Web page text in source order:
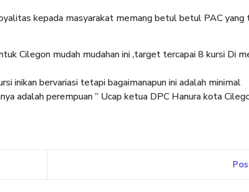
kepada masyarakat memang betul betul PAC yang
Cilegon mudah mudahan ini ,target tercapai 8 kursi Di
inikan bervariasi tetapi bagaimanapun ini adalah minimal
adalah perempuan ” Ucap ketua DPC Hanura kota